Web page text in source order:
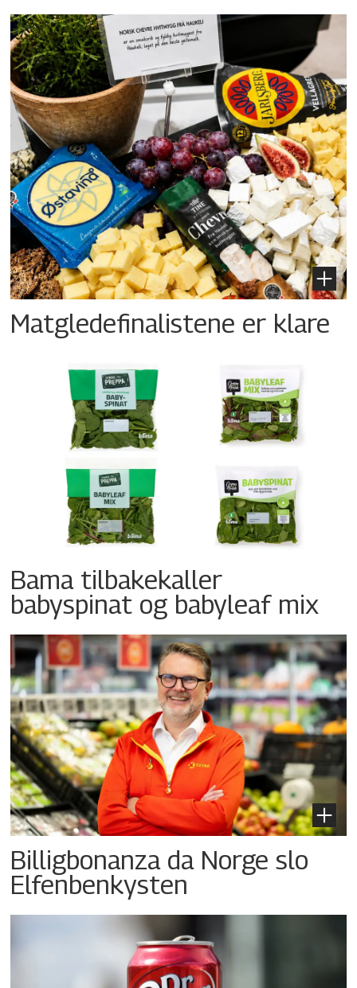
Matgledefinalistene er klare
Bama tilbakekaller
babyspinat og babyleaf mix
Billigbonanza da Norge slo
Elfenbenkysten